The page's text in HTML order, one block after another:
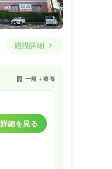
施設詳細
一般＋療養
詳細を見る